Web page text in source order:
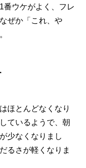
番ウケがよく、フレ
ぜか「これ、や
ほとんどなくなり
ているようで、朝
少なくなりまし
るさが軽くなりま